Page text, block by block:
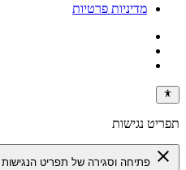
מדיניות פרטיות
תפריט נגישות
close פתיחה וסגירה של תפריט הנגישות